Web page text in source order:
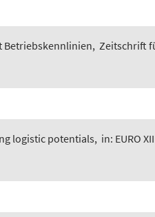
Betriebskenn­linien, Zeitschrift
logistic potentials, in: EURO